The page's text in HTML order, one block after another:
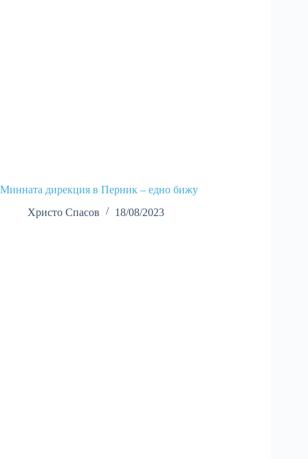
Минната дирекция в Перник – едно бижу
Христо Спасов
18/08/2023